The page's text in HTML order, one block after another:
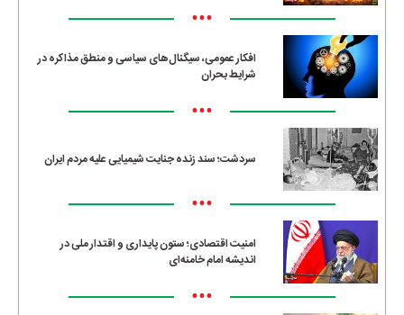
•••
افکار عمومی، سیگنال‌های سیاسی و منطق مذاکره در
شرایط بحران
•••
سردشت؛ سند زنده جنایت شیمیایی علیه مردم ایران
•••
امنیت اقتصادی؛ ستون پایداری و اقتدار ملی در
اندیشه امام خامنه‌ای
•••